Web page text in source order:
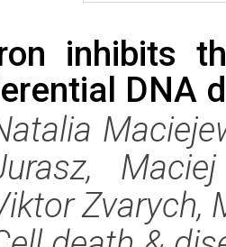
inhibits
DNA
Zvarych,